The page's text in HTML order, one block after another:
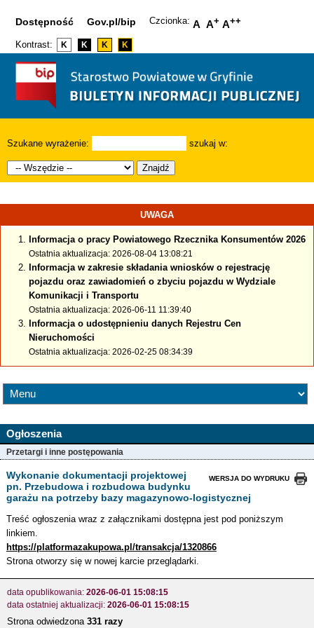
Dostępność Gov.pl/bip Czcionka: A A+ A++
Kontrast: K K K K
Szukane wyrażenie: szukaj w:
Znajdź
UWAGA
Informacja o pracy Powiatowego Rzecznika Konsumentów 2026
Ostatnia aktualizacja: 2026-08-04 13:08:21
Informacja w zakresie składania wniosków o rejestrację
pojazdu oraz zawiadomień o zbyciu pojazdu w Wydziale
Komunikacji i Transportu
Ostatnia aktualizacja: 2026-06-11 11:39:40
Informacja o udostępnieniu danych Rejestru Cen
Nieruchomości
Ostatnia aktualizacja: 2026-02-25 08:34:39
Ogłoszenia
Przetargi i inne postępowania
WERSJA DO WYDRUKU
Wykonanie dokumentacji projektowej
pn. Przebudowa i rozbudowa budynku
garażu na potrzeby bazy magazynowo-logistycznej
Treść ogłoszenia wraz z załącznikami dostępna jest pod poniższym
linkiem.
https://platformazakupowa.pl/transakcja/1320866
Strona otworzy się w nowej karcie przeglądarki.
data opublikowania: 2026-06-01 15:08:15
data ostatniej aktualizacji: 2026-06-01 15:08:15
Strona odwiedzona 331 razy